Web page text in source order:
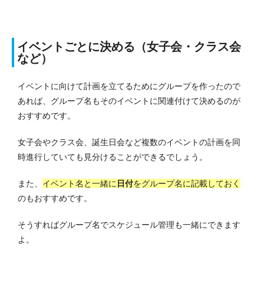
イベントごとに決める（女子会・クラス会
など）
イベントに向けて計画を立てるためにグループを作ったので
あれば、グループ名もそのイベントに関連付けて決めるのが
おすすめです。
女子会やクラス会、誕生日会など複数のイベントの計画を同
時進行していても見分けることができるでしょう。
また、 イベント名と一緒に 日付をグループ名に記載しておく
のもおすすめです。
そうすればグループ名でスケジュール管理も一緒にできます
よ。